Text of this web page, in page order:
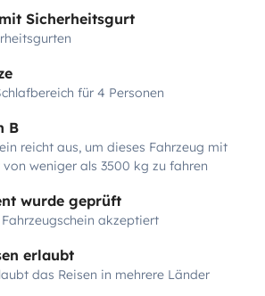
Sicherheitsgurt
für 4 Personen
B
reicht aus, um dieses Fahrzeug mit
weniger als 3500 kg zu fahren
wurde geprüft
akzeptiert
erlaubt
das Reisen in mehrere Länder